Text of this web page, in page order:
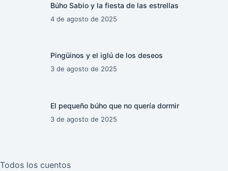
Búho Sabio y la fiesta de las estrellas
4 de agosto de 2025
Pingüinos y el iglú de los deseos
3 de agosto de 2025
El pequeño búho que no quería dormir
3 de agosto de 2025
Todos los cuentos